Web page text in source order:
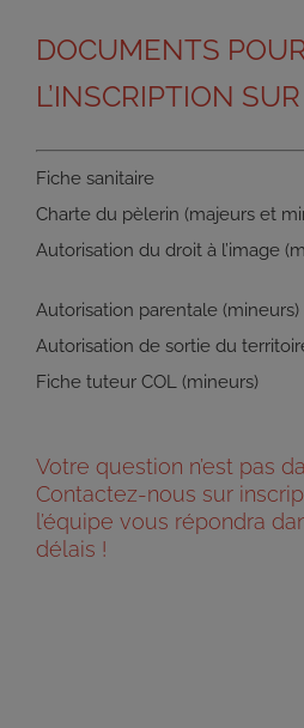
DOCUMENTS
L’INSCRIPTION
Fiche sanitaire
Charte du pèlerin (majeurs et
Autorisation du droit à l’image
Autorisation parentale (mineurs)
Autorisation de sortie du
Fiche tuteur COL (mineurs)
Votre question n’est pas
Contactez-nous sur
l’équipe vous répondra
délais !